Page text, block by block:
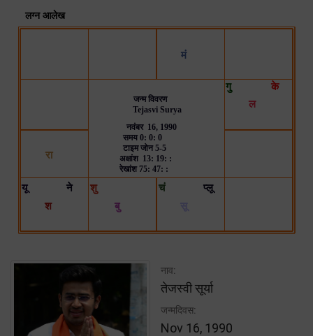
नाव:
तेजस्वी सूर्या
जन्मदिवस:
Nov 16, 1990